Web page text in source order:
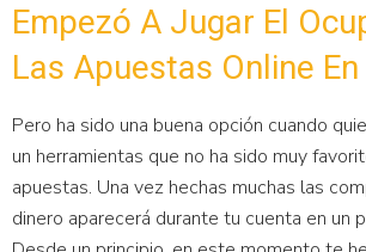
Empezó A Jugar El
Las Apuestas Online
Pero ha sido una buena opción cuando
un herramientas que no ha sido muy
apuestas. Una vez hechas muchas las
dinero aparecerá durante tu cuenta en un